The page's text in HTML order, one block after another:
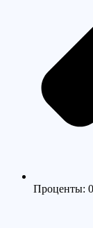
Проценты: